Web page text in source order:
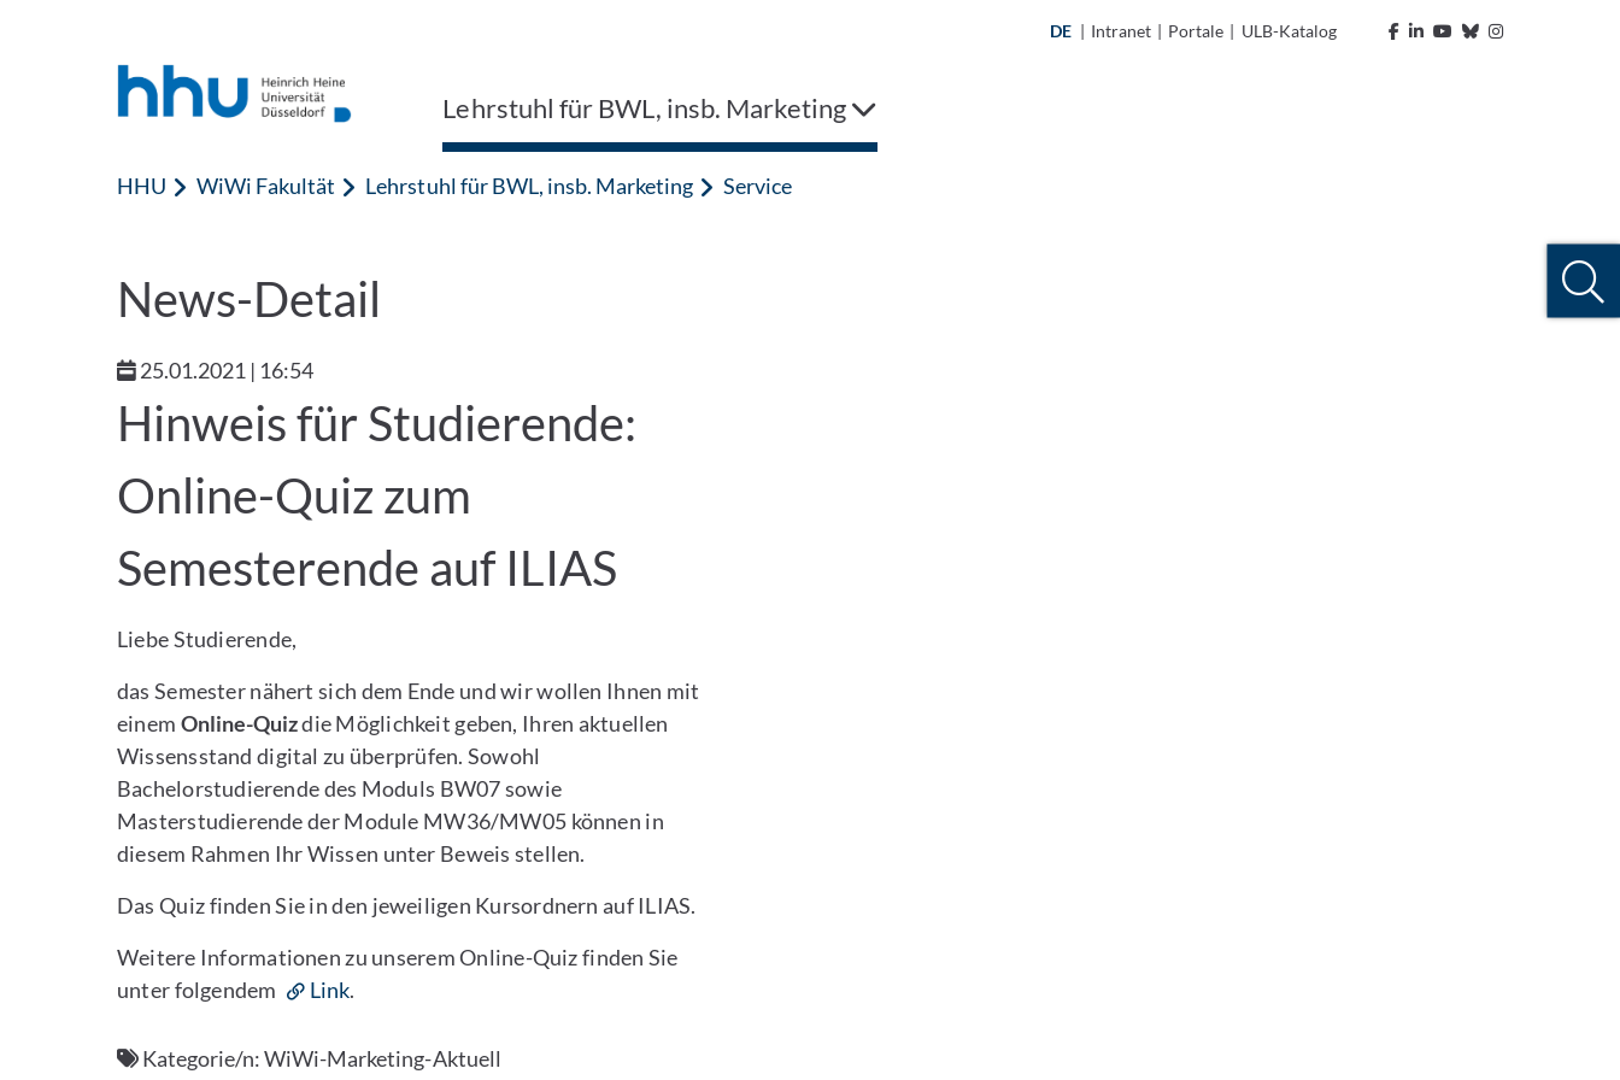
DE | Intranet | Portale | ULB-Katalog
Lehrstuhl für BWL, insb. Marketing
HHU WiWi Fakultät Lehrstuhl für BWL, insb. Marketing Service
News-Detail
25.01.2021 | 16:54
Hinweis für Studierende:
Online-Quiz zum
Semesterende auf ILIAS
Liebe Studierende,
das Semester nähert sich dem Ende und wir wollen Ihnen mit
einem Online-Quizdie Möglichkeit geben, Ihren aktuellen
Wissensstand digital zu überprüfen. Sowohl
Bachelorstudierende des Moduls BW07 sowie
Masterstudierende der Module MW36/MW05 können in
diesem Rahmen Ihr Wissen unter Beweis stellen.
Das Quiz finden Sie in den jeweiligen Kursordnern auf ILIAS.
Weitere Informationen zu unserem Online-Quiz finden Sie
unter folgendem
Link.
Kategorie/n:WiWi-Marketing-Aktuell